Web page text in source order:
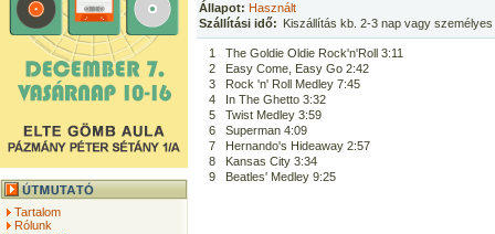
Tartalom
Rólunk
Állapot: Használt
Szállítási idő: Kiszállítás kb. 2-3 nap vagy
1
The Goldie Oldie Rock'n'Roll 3:11
2
Easy Come, Easy Go 2:42
3
Rock 'n' Roll Medley 7:45
4
In The Ghetto 3:32
5
Twist Medley 3:59
6
Superman 4:09
7
Hernando's Hideaway 2:57
8
Kansas City 3:34
9
Beatles' Medley 9:25